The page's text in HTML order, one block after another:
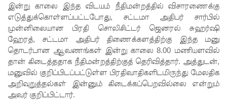
சங்கள் 431
பறிமுதல்!
இலங்கை
யர்களை
இலக்கு
வைத்து
இன்று காலை இந்த விடயம் நீதிமன்றத்தில் விசாரணைக்கு
எடுத்துக்கொள்ளப்பட்டபோது, சட்டமா அதிபர் சார்பில்
முன்னிலையான பிரதி சொலிசிட்டர் ஜெனரல் சுஹர்ஷி
ஹேரத், சட்டமா அதிபர் திணைக்களத்திற்கு இந்த மனு
தொடர்பான ஆவணங்கள் இன்று காலை 8.00 மணியளவில்
தான் கிடைத்ததாக நீதிமன்றத்திற்குத் தெரிவித்தார். அத்துடன்,
மனுவில் குறிப்பிடப்பட்டுள்ள பிரதிவாதிகளிடமிருந்து மேலதிக
அறிவுறுத்தல்கள் இன்னும் கிடைக்கப்பெறவில்லை என்றும்
அவர் குறிப்பிட்டார்.